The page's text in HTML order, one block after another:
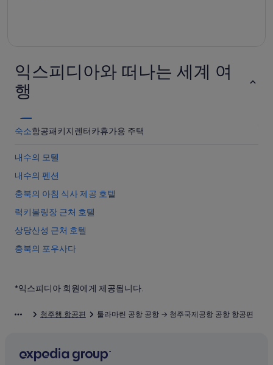
익스피디아와 떠나는 세계 여
행
숙소항공패키지렌터카휴가용 주택
내수의 모텔
내수의 펜션
충북의 아침 식사 제공 호텔
럭키볼링장 근처 호텔
상당산성 근처 호텔
충북의 포우사다
흥덕사지 근처 호텔
운보의 집 근처 호텔
청주국제공항 근처 호텔
*익스피디아 회원에게 제공됩니다.
청주행 항공편 툴라마린 공항 공항 → 청주국제공항 공항 항공편